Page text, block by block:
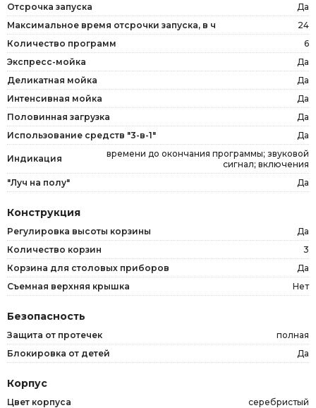
Отсрочка запуска
Да
Максимальное время отсрочки запуска, в ч
24
Количество программ
6
Экспресс-мойка
Да
Деликатная мойка
Да
Интенсивная мойка
Да
Половинная загрузка
Да
Использование средств "3-в-1"
Да
Индикация
времени до окончания программы; звуковой
сигнал; включения
"Луч на полу"
Да
Конструкция
Регулировка высоты корзины
Да
Количество корзин
3
Корзина для столовых приборов
Да
Съемная верхняя крышка
Нет
Безопасность
Защита от протечек
полная
Блокировка от детей
Да
Корпус
Цвет корпуса
серебристый